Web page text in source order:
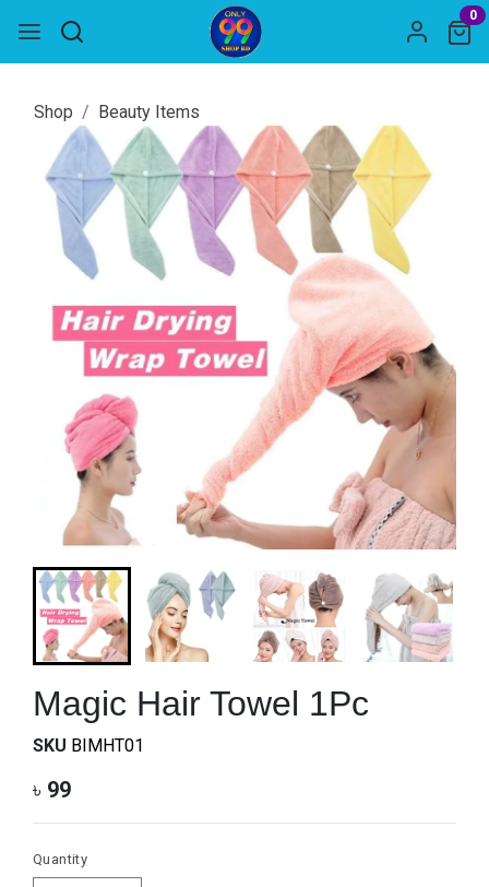
0
Shop Beauty Items
Magic Hair Towel 1Pc
SKU BIMHT01
৳ 99
Quantity